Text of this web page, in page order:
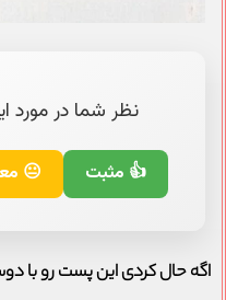
نظر شما در مورد
👍 مثبت 😐
اگه حال کردی این پست رو با